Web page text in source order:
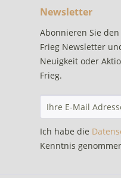
Newsletter
Abonnieren Sie
Frieg Newsletter
Neuigkeit oder
Frieg.
Ich habe die
Kenntnis